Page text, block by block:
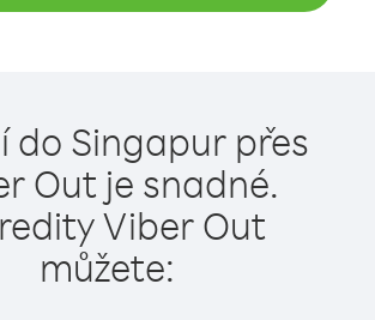
do Singapur přes
Out je snadné.
Viber Out
můžete: